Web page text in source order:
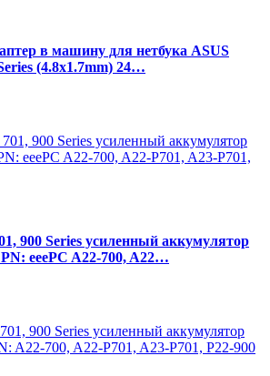
в машину для нетбука ASUS
(4.8x1.7mm) 24…
900 Series усиленный аккумулятор
eeePC A22-700, A22…